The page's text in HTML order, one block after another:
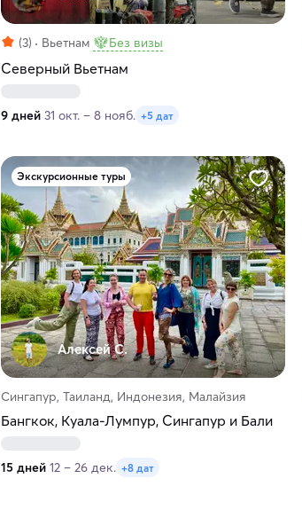
(3) Вьетнам Без визы
Северный Вьетнам
9 дней 31 окт. – 8 нояб. +5 дат
Экскурсионные туры
Алексей С.
Сингапур, Таиланд, Индонезия, Малайзия
Бангкок, Куала-Лумпур, Сингапур и Бали
15 дней 12 – 26 дек. +8 дат